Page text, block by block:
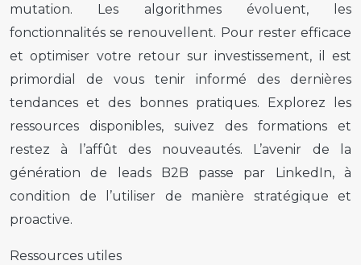
mutation. Les algorithmes évoluent, les
fonctionnalités se renouvellent. Pour rester efficace
et optimiser votre retour sur investissement, il est
primordial de vous tenir informé des dernières
tendances et des bonnes pratiques. Explorez les
ressources disponibles, suivez des formations et
restez à l’affût des nouveautés. L’avenir de la
génération de leads B2B passe par LinkedIn, à
condition de l’utiliser de manière stratégique et
proactive.
Ressources utiles